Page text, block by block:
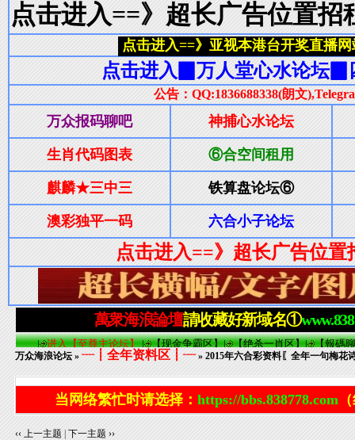
万众海浪论坛 »┈┋全年资料区┋┈» 2015年六合彩资料〖全年一句梅花
当网络繁忙时请选择： https://bbs.838778.com
‹‹ 上一主题 |下一主题 ››